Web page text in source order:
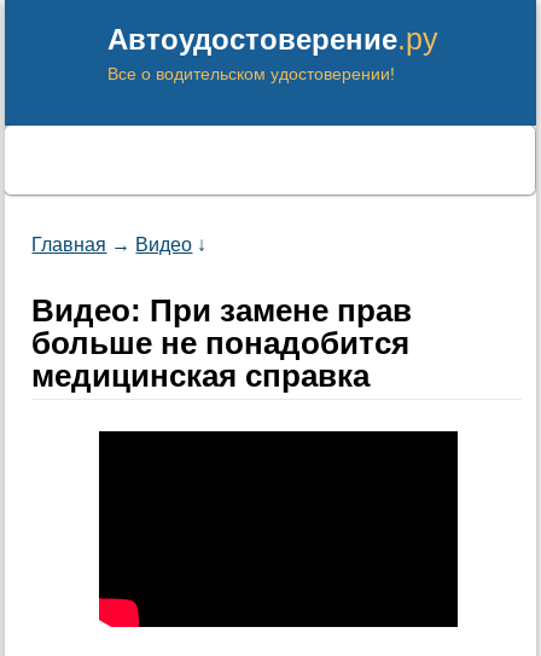
Автоудостоверение.ру
Все о водительском удостоверении!
Главная → Видео ↓
Видео: При замене прав
больше не понадобится
медицинская справка